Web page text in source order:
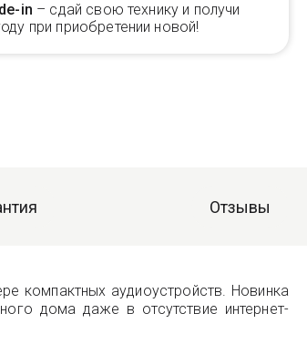
in – сдай свою технику и получи
при приобретении новой!
Отзывы
компактных аудиоустройств. Новинка
дома даже в отсутствие интернет-